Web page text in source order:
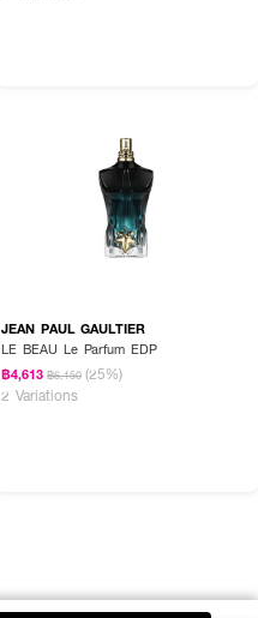
JEAN PAUL GAULTIER
LE BEAU Le Parfum EDP
฿4,613 ฿6,150 (25%)
2 Variations